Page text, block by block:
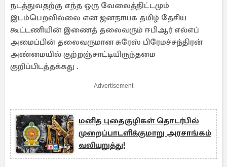
நடத்துவதற்கு எந்த ஒரு வேலைத்திட்டமும்
இடம்பெறவில்லை என ஜனநாயக தமிழ் தேசிய
கூட்டணியின் இணைத் தலைவரும் ஈபிஆர் எல்எப்
அமைப்பின் தலைவருமான சுரேஸ் பிரேமச்சந்திரன்
அண்மையில் குற்றஞ்சாட்டியிருந்தமை
குறிப்பிடத்தக்கது .
Advertisement
மனித புதைகுழிகள் தொடர்பில்
முறைப்பாடளிக்குமாறு அரசாங்கம்
வலியுறுத்து!